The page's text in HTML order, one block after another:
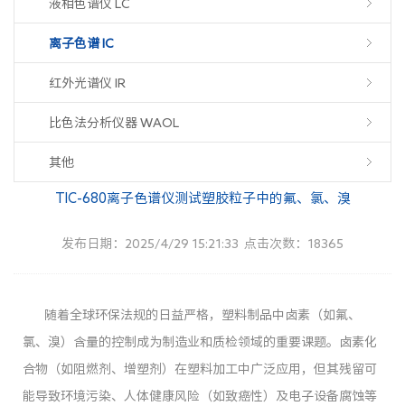
液相色谱仪 LC
离子色谱 IC
红外光谱仪 IR
比色法分析仪器 WAOL
其他
TIC-680离子色谱仪测试塑胶粒子中的氟、氯、溴
发布日期：2025/4/29 15:21:33 点击次数：18365
随着全球环保法规的日益严格，塑料制品中卤素（如氟、
氯、溴）含量的控制成为制造业和质检领域的重要课题。卤素化
合物（如阻燃剂、增塑剂）在塑料加工中广泛应用，但其残留可
能导致环境污染、人体健康风险（如致癌性）及电子设备腐蚀等